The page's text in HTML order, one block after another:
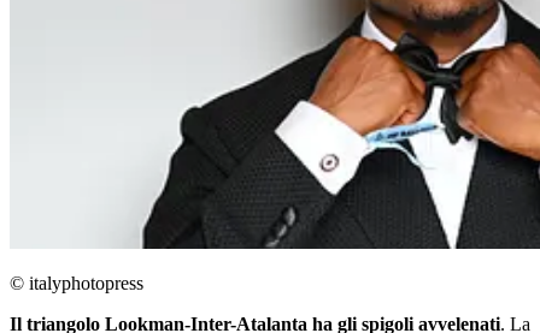
© italyphotopress
Il triangolo Lookman-Inter-Atalanta ha gli spigoli avvelenati. La